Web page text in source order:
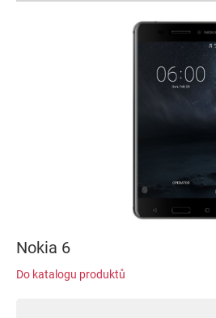
Nokia 6
Do katalogu produktů